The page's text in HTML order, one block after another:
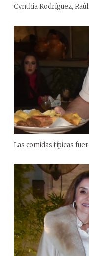
Cynthia Rodríguez,
Las comidas típicas